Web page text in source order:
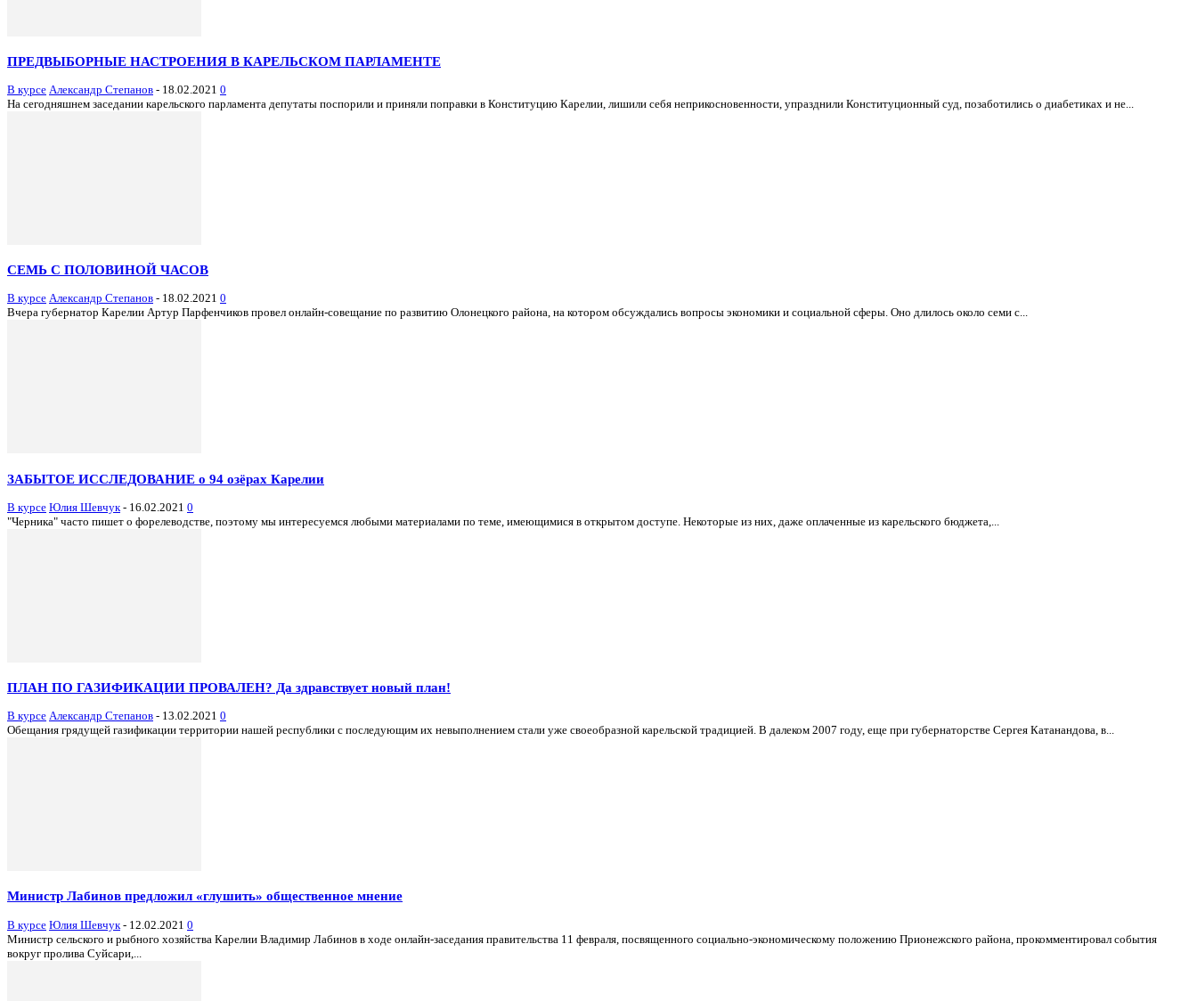
ПРЕДВЫБОРНЫЕ НАСТРОЕНИЯ В КАРЕЛЬСКОМ ПАРЛАМЕНТЕ
В курсе Александр Степанов - 18.02.2021 0
На сегодняшнем заседании карельского парламента депутаты поспорили и приняли поправки в Конституцию Карелии, лишили себя неприкосновенности, упразднили Конституционный суд, позаботились о диабетиках и не...
СЕМЬ С ПОЛОВИНОЙ ЧАСОВ
В курсе Александр Степанов - 18.02.2021 0
Вчера губернатор Карелии Артур Парфенчиков провел онлайн-совещание по развитию Олонецкого района, на котором обсуждались вопросы экономики и социальной сферы. Оно длилось около семи с...
ЗАБЫТОЕ ИССЛЕДОВАНИЕ о 94 озёрах Карелии
В курсе Юлия Шевчук - 16.02.2021 0
"Черника" часто пишет о форелеводстве, поэтому мы интересуемся любыми материалами по теме, имеющимися в открытом доступе. Некоторые из них, даже оплаченные из карельского бюджета,...
ПЛАН ПО ГАЗИФИКАЦИИ ПРОВАЛЕН? Да здравствует новый план!
В курсе Александр Степанов - 13.02.2021 0
Обещания грядущей газификации территории нашей республики с последующим их невыполнением стали уже своеобразной карельской традицией. В далеком 2007 году, еще при губернаторстве Сергея Катанандова, в...
Министр Лабинов предложил «глушить» общественное мнение
В курсе Юлия Шевчук - 12.02.2021 0
Министр сельского и рыбного хозяйства Карелии Владимир Лабинов в ходе онлайн-заседания правительства 11 февраля, посвященного социально-экономическому положению Прионежского района, прокомментировал события
вокруг пролива Суйсари,...